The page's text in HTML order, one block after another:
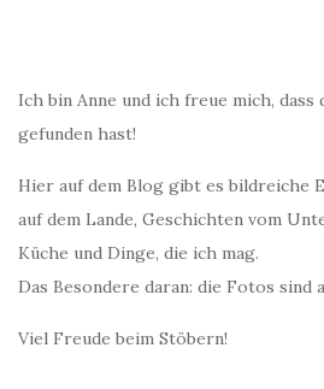
Ich bin Anne und ich freue mich,
gefunden hast!
Hier auf dem Blog gibt es bildreiche
auf dem Lande, Geschichten vom
Küche und Dinge, die ich mag.
Das Besondere daran: die Fotos sind
Viel Freude beim Stöbern!